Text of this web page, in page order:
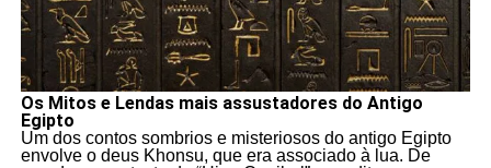
Os Mitos e Lendas mais assustadores do Antigo
Egipto
Um dos contos sombrios e misteriosos do antigo Egipto
envolve o deus Khonsu, que era associado à lua. De